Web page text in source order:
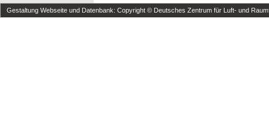
Gestaltung Webseite und Datenbank: Copyright © Deutsches Zentrum für Luft- und